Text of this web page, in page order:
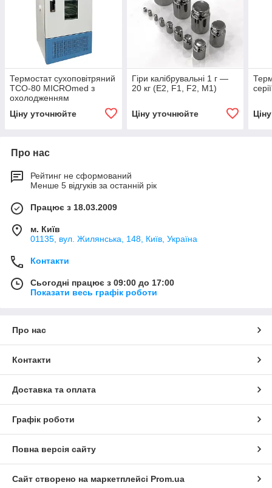
Термостат сухоповітряний
ТСО-80 MICROmed з
охолодженням
Ціну уточнюйте
Гіри калібрувальні 1 г —
20 кг (E2, F1, F2, M1)
Ціну уточнюйте
Про нас
Рейтинг не сформований
Менше 5 відгуків за останній рік
Працює з 18.03.2009
м. Київ
01135, вул. Жилянська, 148, Київ, Україна
Контакти
Сьогодні працює з 09:00 до 17:00
Показати весь графік роботи
Про нас
Контакти
Доставка та оплата
Графік роботи
Повна версія сайту
Сайт створено на маркетплейсі Prom.ua